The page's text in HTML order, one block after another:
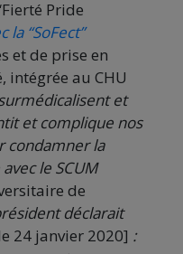
Pride
la “SoFect”
et de prise en
intégrée au CHU
et
et complique nos
condamner la
le SCUM
de
déclarait
24 janvier 2020] :